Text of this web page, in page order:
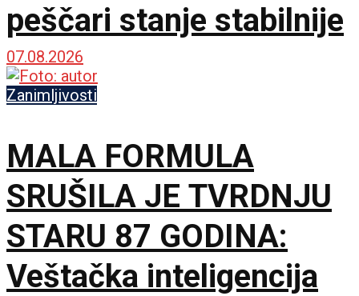
peščari stanje stabilnije
07.08.2026
Zanimljivosti
MALA FORMULA
SRUŠILA JE TVRDNJU
STARU 87 GODINA:
Veštačka inteligencija